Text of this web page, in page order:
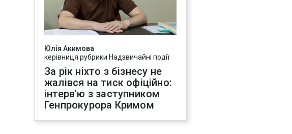
Юлія Акимова
керівниця рубрики Надзвичайні події
За рік ніхто з бізнесу не
жалівся на тиск офіційно:
інтерв'ю з заступником
Генпрокурора Кримом